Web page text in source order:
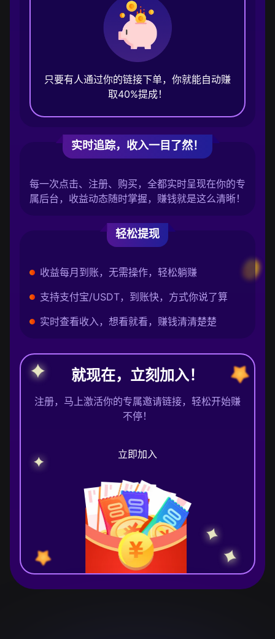
只要有人通过你的链接下单，你就能自动赚
取40%提成！
实时追踪，收入一目了然！
每一次点击、注册、购买，全都实时呈现在你的专
属后台，收益动态随时掌握，赚钱就是这么清晰！
轻松提现
收益每月到账，无需操作，轻松躺赚
支持支付宝/USDT，到账快，方式你说了算
实时查看收入，想看就看，赚钱清清楚楚
就现在，立刻加入！
注册，马上激活你的专属邀请链接，轻松开始赚
不停！
立即加入